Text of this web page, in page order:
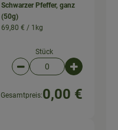
Schwarzer Pfeffer, ganz
(50g)
69,80 € / 1kg
Stück
Artikelanzahl
Gesamtpreis:0,00 €